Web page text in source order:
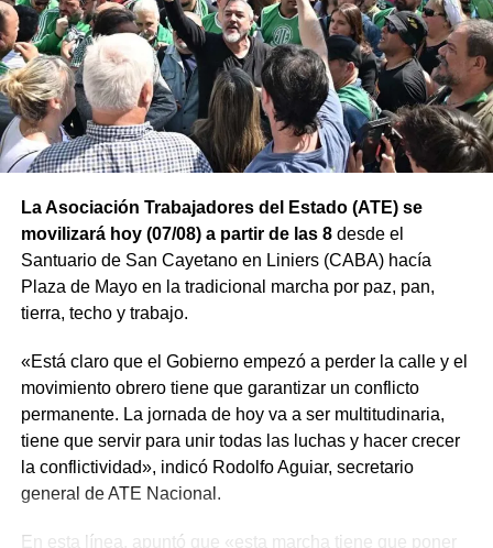
La Asociación Trabajadores del Estado (ATE) se
movilizará hoy (07/08) a partir de las 8desde el
Santuario de San Cayetano en Liniers (CABA) hacía
Plaza de Mayo en la tradicional marcha por paz, pan,
tierra, techo y trabajo.
«Está claro que el Gobierno empezó a perder la calle y el
movimiento obrero tiene que garantizar un conflicto
permanente. La jornada de hoy va a ser multitudinaria,
tiene que servir para unir todas las luchas y hacer crecer
la conflictividad», indicó Rodolfo Aguiar, secretario
general de ATE Nacional.
En esta línea, apuntó que «esta marcha tiene que poner